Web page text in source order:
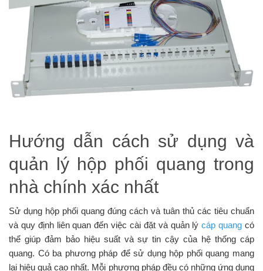
Hướng dẫn cách sử dụng và
quản lý hộp phối quang trong
nhà chính xác nhất
Sử dụng hộp phối quang đúng cách và tuân thủ các tiêu chuẩn
và quy định liên quan đến việc cài đặt và quản lýcáp quang có
thể giúp đảm bảo hiệu suất và sự tin cậy của hệ thống cáp
quang. Có ba phương pháp để sử dụng hộp phối quang mang
lại hiệu quả cao nhất. Mỗi phương pháp đều có những ứng dụng